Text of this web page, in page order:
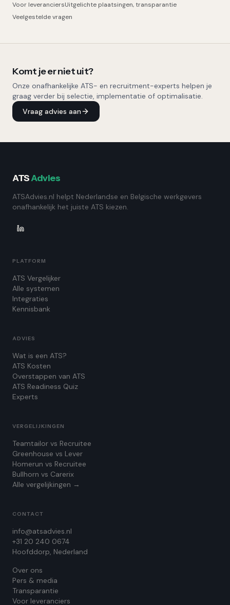
Voor leveranciersUitgelichte plaatsingen, transparantie
Veelgestelde vragen
Komt je er niet uit?
Onze onafhankelijke ATS- en recruitment-experts helpen je
graag verder bij selectie, implementatie of optimalisatie.
Vraag advies aan
ATSAdvies
ATSAdvies.nl helpt Nederlandse en Belgische werkgevers
onafhankelijk het juiste ATS kiezen.
PLATFORM
ATS Vergelijker
Alle systemen
Integraties
Kennisbank
ADVIES
Wat is een ATS?
ATS Kosten
Overstappen van ATS
ATS Readiness Quiz
Experts
VERGELIJKINGEN
Teamtailor vs Recruitee
Greenhouse vs Lever
Homerun vs Recruitee
Bullhorn vs Carerix
Alle vergelijkingen →
CONTACT
info@atsadvies.nl
+31 20 240 0674
Hoofddorp, Nederland
Over ons
Pers & media
Transparantie
Voor leveranciers